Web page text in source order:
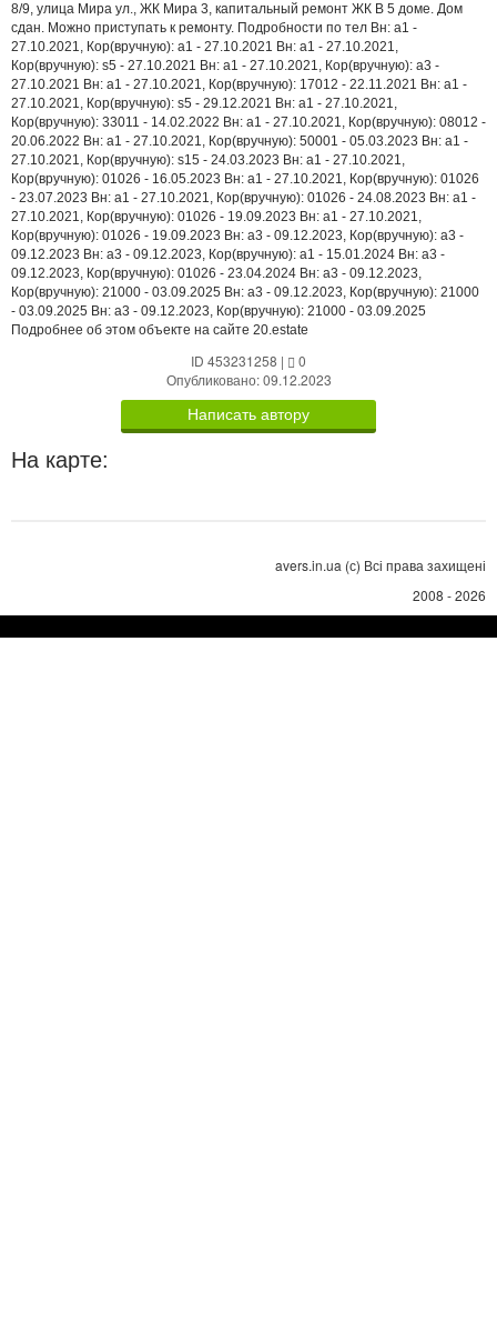
8/9, улица Мира ул., ЖК Мира 3, капитальный ремонт ЖК В 5 доме. Дом
сдан. Можно приступать к ремонту. Подробности по тел Вн: a1 -
27.10.2021, Кор(вручную): a1 - 27.10.2021 Вн: a1 - 27.10.2021,
Кор(вручную): s5 - 27.10.2021 Вн: a1 - 27.10.2021, Кор(вручную): a3 -
27.10.2021 Вн: a1 - 27.10.2021, Кор(вручную): 17012 - 22.11.2021 Вн: a1 -
27.10.2021, Кор(вручную): s5 - 29.12.2021 Вн: a1 - 27.10.2021,
Кор(вручную): 33011 - 14.02.2022 Вн: a1 - 27.10.2021, Кор(вручную): 08012 -
20.06.2022 Вн: a1 - 27.10.2021, Кор(вручную): 50001 - 05.03.2023 Вн: a1 -
27.10.2021, Кор(вручную): s15 - 24.03.2023 Вн: a1 - 27.10.2021,
Кор(вручную): 01026 - 16.05.2023 Вн: a1 - 27.10.2021, Кор(вручную): 01026
- 23.07.2023 Вн: a1 - 27.10.2021, Кор(вручную): 01026 - 24.08.2023 Вн: a1 -
27.10.2021, Кор(вручную): 01026 - 19.09.2023 Вн: a1 - 27.10.2021,
Кор(вручную): 01026 - 19.09.2023 Вн: a3 - 09.12.2023, Кор(вручную): a3 -
09.12.2023 Вн: a3 - 09.12.2023, Кор(вручную): a1 - 15.01.2024 Вн: a3 -
09.12.2023, Кор(вручную): 01026 - 23.04.2024 Вн: a3 - 09.12.2023,
Кор(вручную): 21000 - 03.09.2025 Вн: a3 - 09.12.2023, Кор(вручную): 21000
- 03.09.2025 Вн: a3 - 09.12.2023, Кор(вручную): 21000 - 03.09.2025
Подробнее об этом объекте на сайте 20.estate
ID 453231258 |
0
Опубликовано: 09.12.2023
Написать автору
На карте:
avers.in.ua (с) Всі права захищені
2008 - 2026